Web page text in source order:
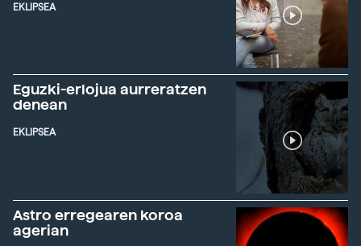
EKLIPSEA
Eguzki-erlojua aurreratzen
denean
EKLIPSEA
Astro erregearen koroa
agerian